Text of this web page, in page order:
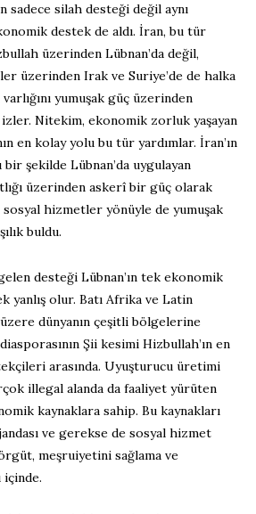
sadece silah desteği değil aynı
destek de aldı. İran, bu tür
üzerinden Lübnan’da değil,
üzerinden Irak ve Suriye’de de halka
yumuşak güç üzerinden
Nitekim, ekonomik zorluk yaşayan
en kolay yolu bu tür yardımlar. İran’ın
şekilde Lübnan’da uygulayan
üzerinden askerî bir güç olarak
sosyal hizmetler yönüyle de yumuşak
buldu.
desteği Lübnan’ın tek ekonomik
yanlış olur. Batı Afrika ve Latin
dünyanın çeşitli bölgelerine
Şii kesimi Hizbullah’ın en
arasında. Uyuşturucu üretimi
illegal alanda da faaliyet yürüten
kaynaklara sahip. Bu kaynakları
ve gerekse de sosyal hizmet
meşruiyetini sağlama ve
içinde.